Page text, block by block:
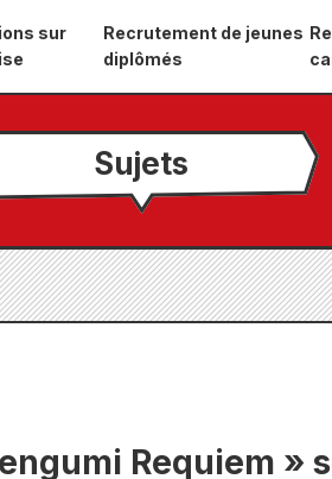
sur
Recrutement de jeunes
diplômés
Sujets
Requiem »